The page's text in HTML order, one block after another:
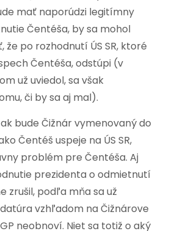
mať naporúdzi legitímny
Čentéša, by sa mohol
že po rozhodnutí ÚS SR, ktoré
Čentéša, odstúpi (v
už uviedol, sa však
či by sa aj mal).
bude Čižnár vymenovaný do
Čentéš uspeje na ÚS SR,
problém pre Čentéša. Aj
prezidenta o odmietnutí
zrušil, podľa mňa sa už
vzhľadom na Čižnárove
neobnoví. Niet sa totiž o aký